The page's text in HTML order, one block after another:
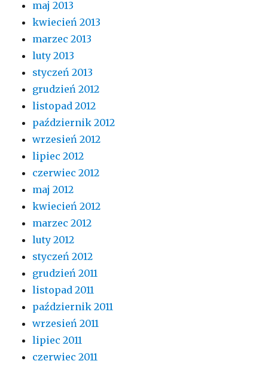
maj 2013
kwiecień 2013
marzec 2013
luty 2013
styczeń 2013
grudzień 2012
listopad 2012
październik 2012
wrzesień 2012
lipiec 2012
czerwiec 2012
maj 2012
kwiecień 2012
marzec 2012
luty 2012
styczeń 2012
grudzień 2011
listopad 2011
październik 2011
wrzesień 2011
lipiec 2011
czerwiec 2011